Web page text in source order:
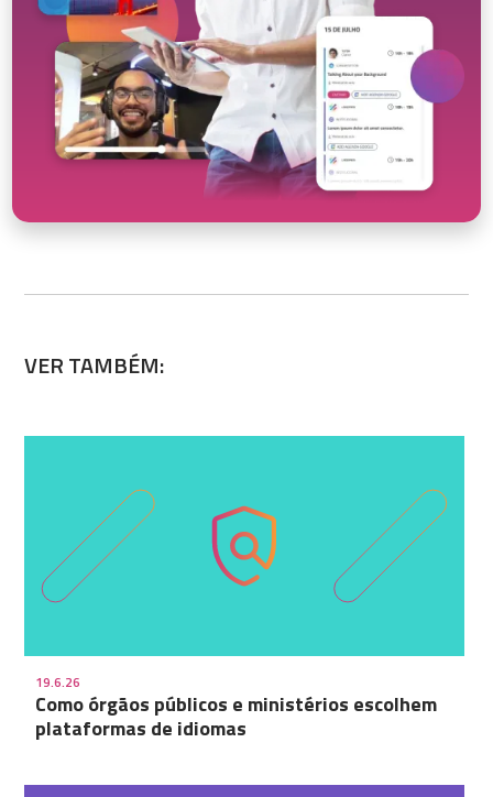
VER TAMBÉM:
19.6.26
Como órgãos públicos e ministérios escolhem
plataformas de idiomas